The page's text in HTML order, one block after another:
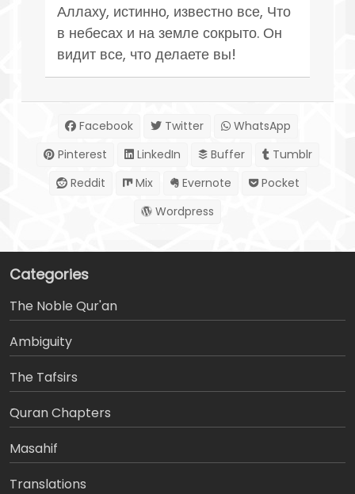
Аллаху, истинно, известно все, Что
в небесах и на земле сокрыто. Он
видит все, что делаете вы!
Facebook Twitter
WhatsApp
Pinterest
LinkedIn Buffer
Tumblr
Reddit
Mix Evernote
Pocket
Wordpress
Categories
The Noble Qur'an
Ambiguity
The Tafsirs
َQuran Chapters
Masahif
Translations